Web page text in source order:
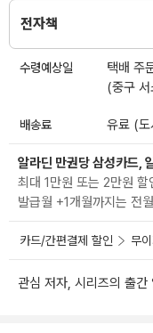
전자책
수령예상일
택배 주
(중구
배송료 유료 (도
알라딘 만권당 삼성카드,
최대 1만원 또는 2만원
발급월 +1개월까지는 전
카드/간편결제 할인 무
관심 저자, 시리즈의 출간